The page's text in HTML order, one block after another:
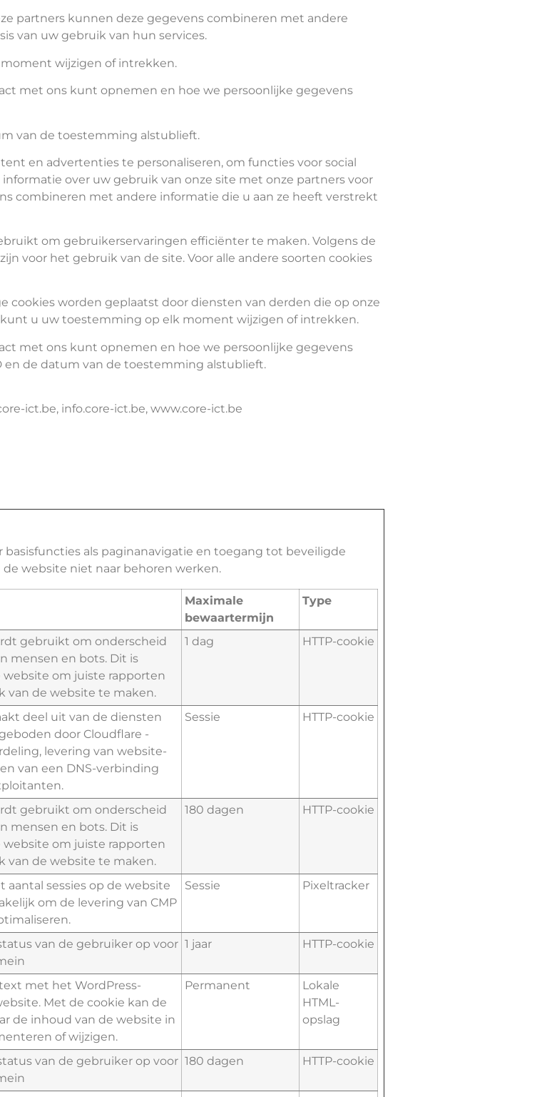
partners kunnen deze gegevens combineren met andere
van uw gebruik van hun services.
wijzigen of intrekken.
met ons kunt opnemen en hoe we persoonlijke gegevens
van de toestemming alstublieft.
en advertenties te personaliseren, om functies voor social
over uw gebruik van onze site met onze partners voor
combineren met andere informatie die u aan ze heeft verstrekt
om gebruikerservaringen efficiënter te maken. Volgens de
voor het gebruik van de site. Voor alle andere soorten cookies
cookies worden geplaatst door diensten van derden die op onze
u uw toestemming op elk moment wijzigen of intrekken.
met ons kunt opnemen en hoe we persoonlijke gegevens
en de datum van de toestemming alstublieft.
ict.be, info.core-ict.be, www.core-ict.be
als paginanavigatie en toegang tot beveiligde
website niet naar behoren werken.
Maximale
bewaartermijn
Type
gebruikt om onderscheid
mensen en bots. Dit is
om juiste rapporten
van de website te maken.
1 dag HTTP-cookie
deel uit van de diensten
door Cloudflare -
levering van website-
van een DNS-verbinding
Sessie HTTP-cookie
gebruikt om onderscheid
mensen en bots. Dit is
om juiste rapporten
van de website te maken.
180 dagen HTTP-cookie
aantal sessies op de website
om de levering van CMP
Sessie Pixeltracker
van de gebruiker op voor 1 jaar HTTP-cookie
met het WordPress-
Met de cookie kan de
de inhoud van de website in
of wijzigen.
Permanent
Lokale
HTML-
opslag
van de gebruiker op voor 180 dagen HTTP-cookie